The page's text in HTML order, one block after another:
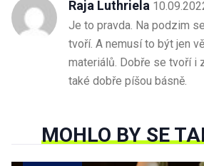
Raja Luthriela
Je to pravda. Na podzim
tvoří. A nemusí to být jen
materiálů. Dobře se tvoří i
také dobře píšou básně.
MOHLO BY SE